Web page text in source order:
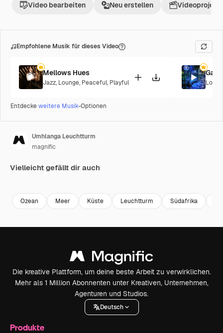
Video bearbeiten Neu erstellen Videoprojekt
Empfohlene Musik für dieses Video
Mellows Hues
Jazz, Lounge, Peaceful, Playful
Entdeckeweitere Musik-Optionen
Umhlanga Leuchtturm
magnific
Vielleicht gefällt dir auch
Ozean Meer Küste Leuchtturm Südafrika
Die kreative Plattform, um deine beste Arbeit zu verwirklichen.
Mehr als 1 Million Abonnenten unter Kreativen, Unternehmen,
Agenturen und Studios.
Deutsch
Produkte